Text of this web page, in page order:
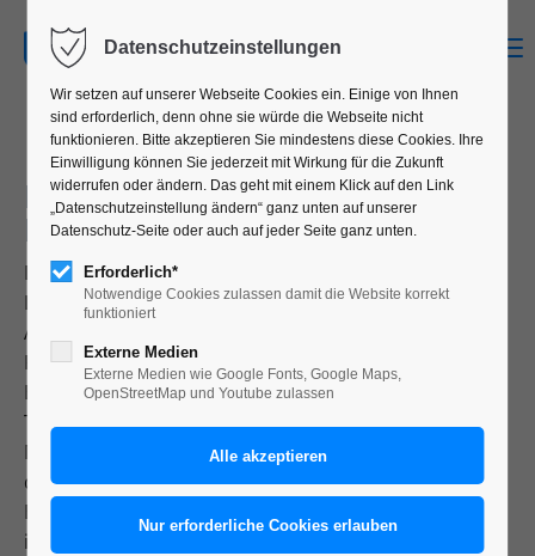
LANDESKRIMINALAMT,
HAMBURG
Die Abteilung LKA 21 Prävention und Opferschutz des
Landeskriminalamtes Hamburg gibt in regelmäßigen
Abständen Kampagnen zu den verschiedensten die
Polizei betreffenden Themen in Auftrag. Themen wie
Einbruchschutz, Enkeltrick, Internetkriminalität oder
Taschendiebstahl werden durch unterschiedliche
Medien in die Öffentlichkeit gebracht. Wichtig ist hier
die Einhaltung der „political correctness“ unter
Berücksichtigung der allgemeinen Öffentlichkeit mit
ihren vielfältigen Meinungsgruppen. Unter diesen
Datenschutzeinstellungen
Wir setzen auf unserer Webseite Cookies ein. Einige von Ihnen
sind erforderlich, denn ohne sie würde die Webseite nicht
funktionieren. Bitte akzeptieren Sie mindestens diese Cookies. Ihre
Einwilligung können Sie jederzeit mit Wirkung für die Zukunft
widerrufen oder ändern. Das geht mit einem Klick auf den Link
„Datenschutzeinstellung ändern“ ganz unten auf unserer
Datenschutz-Seite oder auch auf jeder Seite ganz unten.
Erforderlich*
Notwendige Cookies zulassen damit die Website korrekt
funktioniert
Externe Medien
Externe Medien wie Google Fonts, Google Maps,
OpenStreetMap und Youtube zulassen